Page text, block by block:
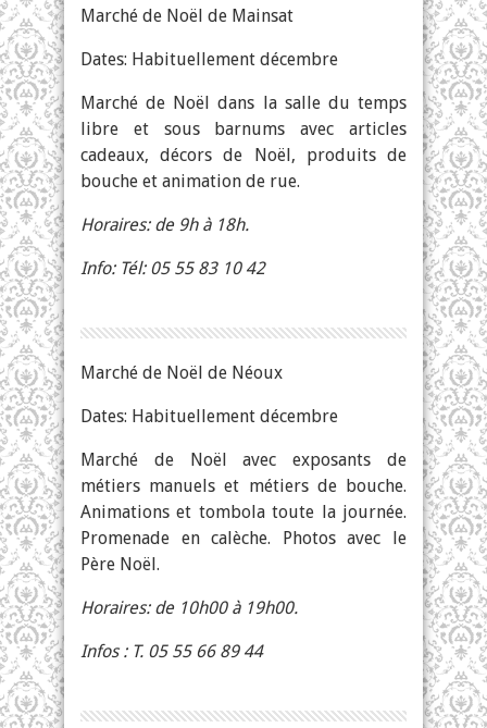
Marché de Noël de Mainsat
Dates: Habituellement décembre
Marché de Noël dans la salle du temps
libre et sous barnums avec articles
cadeaux, décors de Noël, produits de
bouche et animation de rue.
Horaires: de 9h à 18h.
Info: Tél: 05 55 83 10 42
Marché de Noël de Néoux
Dates: Habituellement décembre
Marché de Noël avec exposants de
métiers manuels et métiers de bouche.
Animations et tombola toute la journée.
Promenade en calèche. Photos avec le
Père Noël.
Horaires: de 10h00 à 19h00.
Infos : T. 05 55 66 89 44